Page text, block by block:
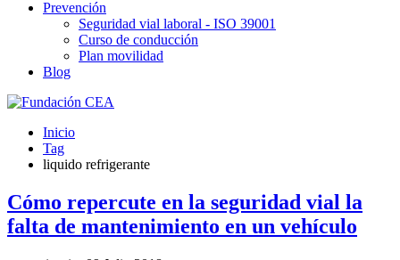
Prevención
Seguridad vial laboral - ISO 39001
Curso de conducción
Plan movilidad
Blog
Inicio
Tag
liquido refrigerante
Cómo repercute en la seguridad vial la
falta de mantenimiento en un vehículo